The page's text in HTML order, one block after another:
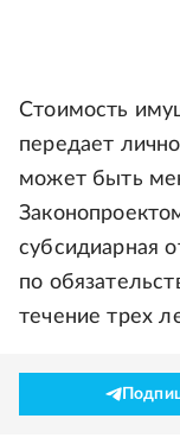
Стоимость
передает
может быть
субсидиарная
по
течение трех